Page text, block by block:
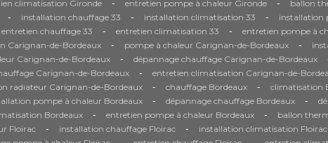
climatisation Gironde entretien pompe à chaleur Gironde ballon
- installation chauffage 33 - installation climatisation 33 - installation
entretien chauffage 33 - entretien climatisation 33 - entretien pompe à
Carignan-de-Bordeaux - pompe à chaleur Carignan-de-Bordeaux -
Carignan-de-Bordeaux - dépannage chauffage Carignan-de-Bordeaux
Carignan-de-Bordeaux - entretien climatisation Carignan-de-
radiateur Carignan-de-Bordeaux - chauffage Bordeaux - climatisation
pompe à chaleur Bordeaux - dépannage chauffage Bordeaux -
Bordeaux - entretien pompe à chaleur Bordeaux - ballon
Floirac - installation chauffage Floirac - installation climatisation Floirac